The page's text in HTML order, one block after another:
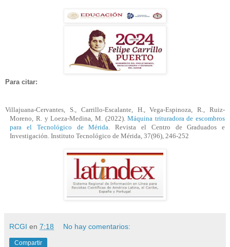
Para citar:
Villajuana-Cervantes, S., Carrillo-Escalante, H., Vega-Espinoza, R., Ruiz-
Moreno, R. y Loeza-Medina, M. (2022).Máquina trituradora de escombros
para el Tecnológico de Mérida . Revista el Centro de Graduados e
Investigación. Instituto Tecnológico de Mérida, 37(96), 246-252
RCGI en 7:18 No hay comentarios:
Compartir